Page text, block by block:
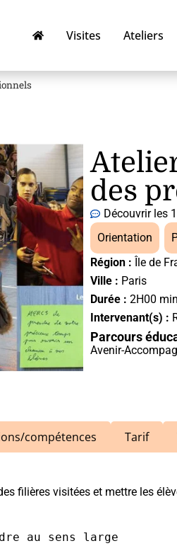
Visites Ateliers
des
Découvrir les
Orientation
Région : Île de
Ville : Paris
Durée : 2H00
Intervenant(s) :
Parcours
Avenir-
compétences Tarif
filières visitées et mettre les